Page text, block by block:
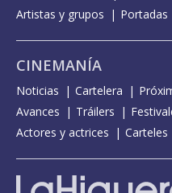
Artistas y grupos
Portadas
CINEMANÍA
Noticias Cartelera
Avances
Tráilers
Actores y actrices
Carteles